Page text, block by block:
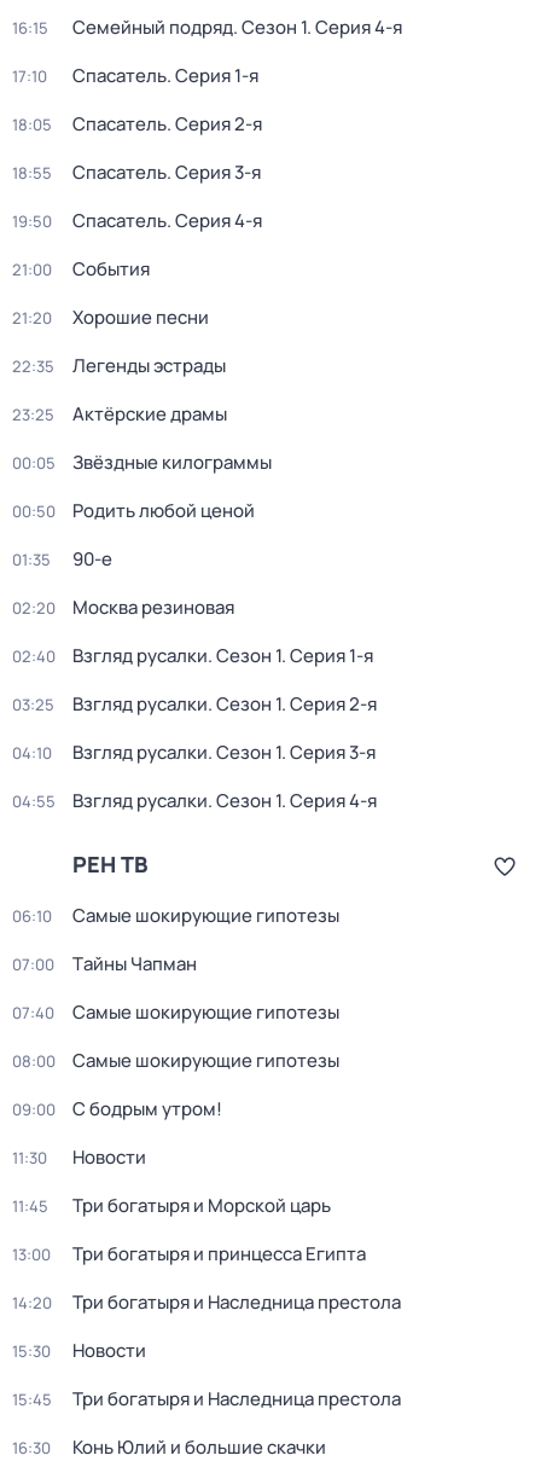
16:15 Семейный подряд. Сезон 1. Серия 4-я
17:10 Спасатель. Серия 1-я
18:05 Спасатель. Серия 2-я
18:55 Спасатель. Серия 3-я
19:50 Спасатель. Серия 4-я
21:00 События
21:20 Хорошие песни
22:35 Легенды эстрады
23:25 Актёрские драмы
00:05 Звёздные килограммы
00:50 Родить любой ценой
01:35 90-е
02:20 Москва резиновая
02:40 Взгляд русалки. Сезон 1. Серия 1-я
03:25 Взгляд русалки. Сезон 1. Серия 2-я
04:10 Взгляд русалки. Сезон 1. Серия 3-я
04:55 Взгляд русалки. Сезон 1. Серия 4-я
РЕН ТВ
06:10 Самые шoкиpующие гипотезы
07:00 Тaйны Чапман
07:40 Самые шoкиpующие гипотезы
08:00 Самые шoкиpующие гипотезы
09:00 С бодрым утром!
11:30 Новости
11:45 Три богатыря и Морской царь
13:00 Три богатыря и принцесса Египта
14:20 Три богатыря и Наследница престола
15:30 Новости
15:45 Три богатыря и Наследница престола
16:30 Конь Юлий и большие скачки